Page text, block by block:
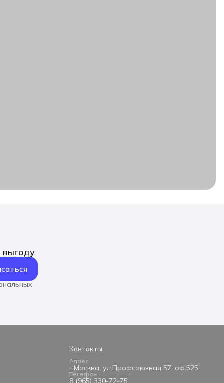
выгоду
Контакты
Адрес
г.Москва, ул.Профсоюзная 57, оф.525
Телефон
8 (965) 330-72-75